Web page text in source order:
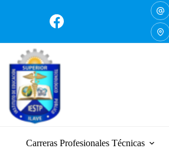
Carreras Profesionales Técnicas